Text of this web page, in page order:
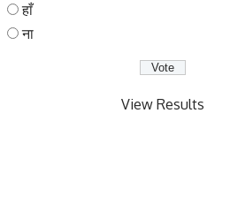
हाँ
ना
View Results